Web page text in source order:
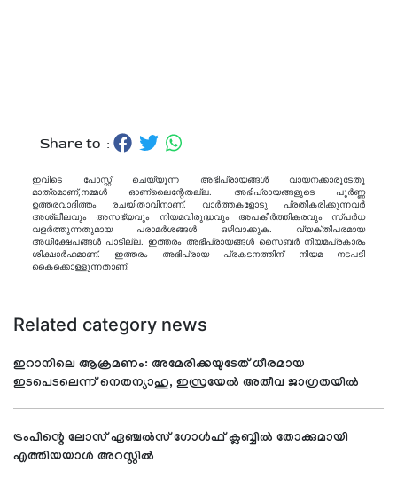
Share to :
ഇവിടെ പോസ്റ്റ് ചെയ്യുന്ന അഭിപ്രായങ്ങള്‍ വായനക്കാരുടേതു
മാത്രമാണ്,നമ്മൾ ഓണ്ലൈന്റേതല്ല. അഭിപ്രായങ്ങളുടെ പൂർണ്ണ
ഉത്തരവാദിത്തം രചയിതാവിനാണ്. വാര്‍ത്തകളോടു പ്രതികരിക്കുന്നവര്‍
അശ്ലീലവും അസഭ്യവും നിയമവിരുദ്ധവും അപകീര്‍ത്തികരവും സ്പര്‍ധ
വളര്‍ത്തുന്നതുമായ പരാമര്‍ശങ്ങള്‍ ഒഴിവാക്കുക. വ്യക്തിപരമായ
അധിക്ഷേപങ്ങള്‍ പാടില്ല. ഇത്തരം അഭിപ്രായങ്ങള്‍ സൈബര്‍ നിയമപ്രകാരം
ശിക്ഷാര്‍ഹമാണ്. ഇത്തരം അഭിപ്രായ പ്രകടനത്തിന് നിയമ നടപടി
കൈക്കൊള്ളുന്നതാണ്.
Related category news
ഇറാനിലെ ആക്രമണം: അമേരിക്കയുടേത് ധീരമായ
ഇടപെടലെന്ന് നെതന്യാഹു, ഇസ്രയേൽ അതീവ ജാഗ്രതയിൽ
ട്രംപിന്റെ ലോസ് ഏഞ്ചല്‍സ് ഗോള്‍ഫ് ക്ലബ്ബില്‍ തോക്കുമായി
എത്തിയയാള്‍ അറസ്റ്റില്‍